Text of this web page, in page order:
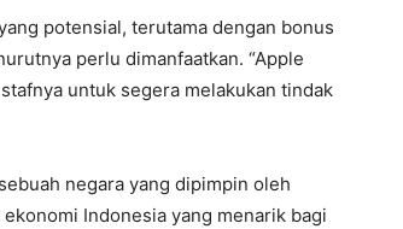
potensial, terutama dengan bonus
perlu dimanfaatkan. “Apple
untuk segera melakukan tindak
negara yang dipimpin oleh
Indonesia yang menarik bagi